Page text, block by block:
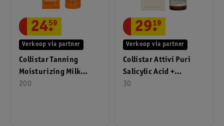
Collistar Tanning
Moisturizing Milk
Face-Body SPF20
200
Verkoop via partner
24.
59
Collistar Attivi Puri
Salicylic Acid +
Succinic Acid 30ml
30
Verkoop via partner
29.
19